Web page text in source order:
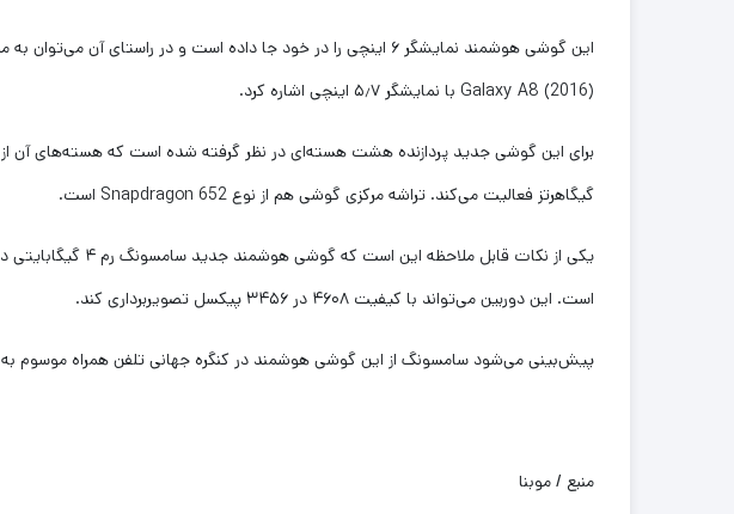
Galaxy A8 (2016) با نمایشگر ۵٫۷ اینچی اشاره کرد.
گیگاهرتز فعالیت می‌کند. تراشه مرکزی گوشی هم از نوع Snapdragon 652 است.
است. این دوربین می‌تواند با کیفیت ۴۶۰۸ در ۳۴۵۶ پیکسل تصویربرداری کند.
پیش‌بینی می‌شود سامسونگ از این گوشی هوشمند در کنگره جهانی تلفن همراه موسوم به MWC 2016 رونمایی کند.
منبع / موبنا